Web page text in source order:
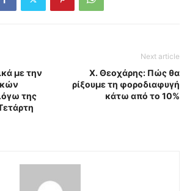
με την
της
Next article
Χ. Θεοχάρης: Πώς θα
ρίξουμε τη φοροδιαφυγή
κάτω από το 10%